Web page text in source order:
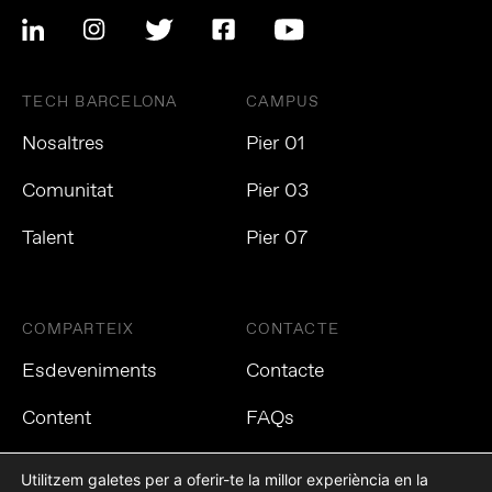
TECH BARCELONA
Nosaltres
Comunitat
Talent
CAMPUS
Pier 01
Pier 03
Pier 07
COMPARTEIX
Esdeveniments
Content
CONTACTE
Contacte
FAQs
Utilitzem galetes per a oferir-te la millor experiència en la